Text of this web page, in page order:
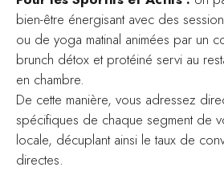
bien-être énergisant avec des
ou de yoga matinal animées par un
brunch détox et protéiné servi au
en chambre.
De cette manière, vous adressez
spécifiques de chaque segment de
locale, décuplant ainsi le taux de
directes.